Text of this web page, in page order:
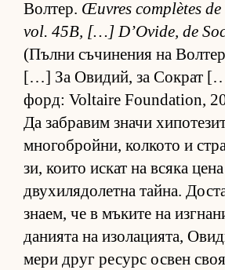
Вол­тер. Œuvres complètes
vol. 45B, […] D’Ovide, de
(Пълни съ­чи­не­ния на
[…] За Ови­дий, за Сок­рат
форд: Voltaire Foundation,
Да заб­ра­вим значи
мно­гоб­рой­ни, кол­кото и
зи, ко­ито ис­кат на всяка
дву­хи­ля­до­летна тай­на.
зна­ем, че в мъ­ките на
да­ни­ята на изо­ла­ци­я­та,
мери друг ре­сурс ос­вен